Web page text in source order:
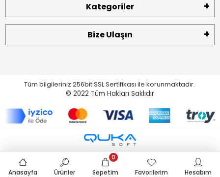
Kategoriler
Bize Ulaşın
Tüm bilgileriniz 256bit SSL Sertifikası ile korunmaktadır.
© 2022 Tüm Hakları Saklıdır
Anasayfa Ürünler Sepetim
0
Favorilerim
Hesabım